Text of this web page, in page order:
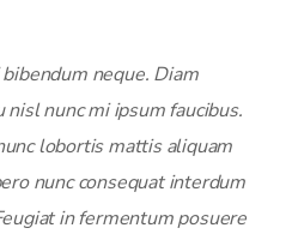
neque. Diam
nunc mi ipsum faucibus.
lobortis mattis aliquam
nunc consequat interdum
in fermentum posuere